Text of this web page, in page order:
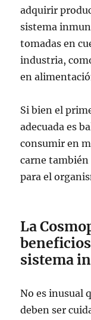
adquirir
sistema
tomadas en
industria,
en
Si bien el
adecuada es
consumir en
carne
para el
La
sistema
No es inusual
deben ser